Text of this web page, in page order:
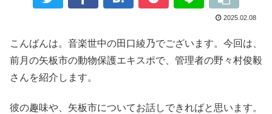
2025.02.08
こんばんは。音楽世中の田口綾乃でございます。今回は、
前月の矢板市の動物保護エキスポで、管理者の野々村俊毅
さんを紹介します。
彼の趣味や、矢板市についてお話しできればと思います。